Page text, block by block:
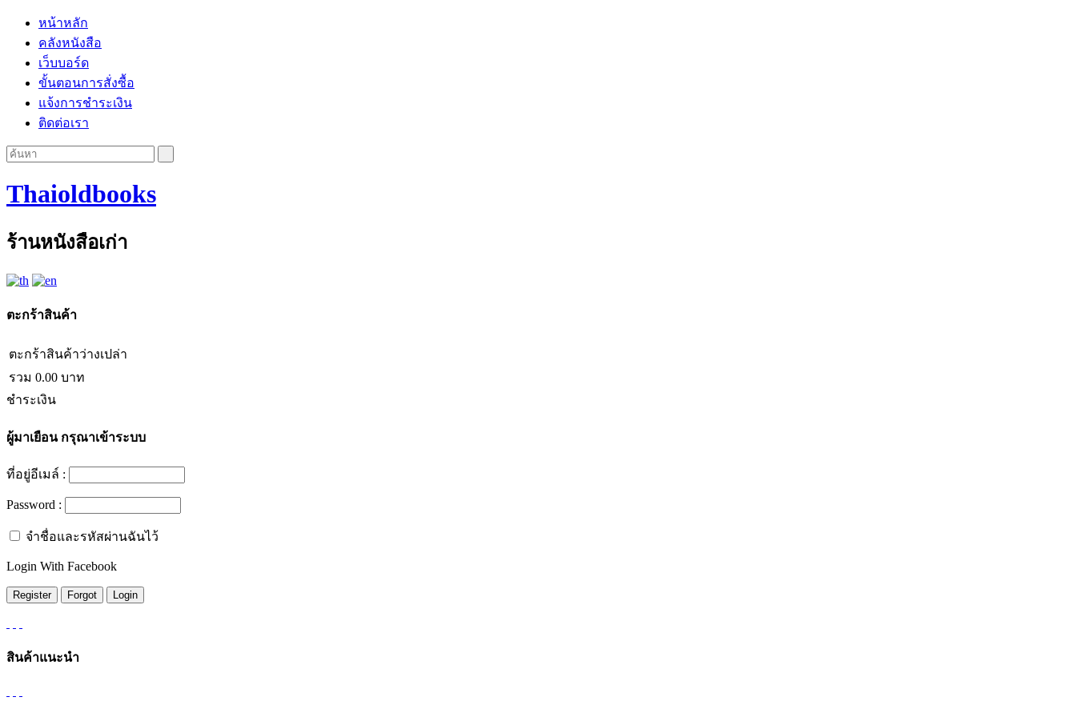
หน้าหลัก
คลังหนังสือ
เว็บบอร์ด
ขั้นตอนการสั่งซื้อ
แจ้งการชำระเงิน
ติดต่อเรา
Thaioldbooks
ร้านหนังสือเก่า
ตะกร้าสินค้า
ตะกร้าสินค้าว่างเปล่า
รวม 0.00 บาท
ชำระเงิน
ผู้มาเยือนกรุณาเข้าระบบ
ที่อยู่อีเมล์ :
Password :
จำชื่อและรหัสผ่านฉันไว้
Login With Facebook
สินค้าแนะนำ